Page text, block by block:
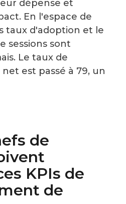
dépense et
En l'espace de
taux d'adoption et le
sessions sont
Le taux de
est passé à 79, un
de
KPIs de
de